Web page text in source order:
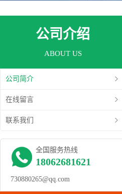
公司介绍
ABOUT US
公司简介
在线留言
联系我们
全国服务热线
18062681621
730880265@qq.com